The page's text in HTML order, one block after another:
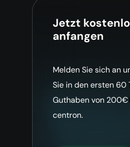
Jetzt
anfangen
Melden Sie sich an
Sie in den ersten 60
Guthaben von 200€
centron.